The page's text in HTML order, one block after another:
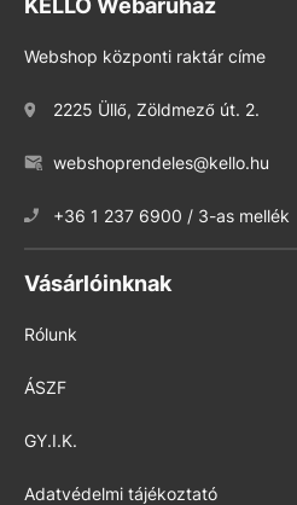
Webshop központi raktár címe
2225 Üllő, Zöldmező út. 2.
webshoprendeles@kello.hu
+36 1 237 6900 / 3-as mellék
Vásárlóinknak
Rólunk
ÁSZF
GY.I.K.
Adatvédelmi tájékoztató